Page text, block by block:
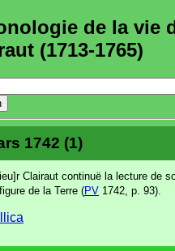
de la vie
(1713-1765)
1742 (1)
Clairaut continuë la lecture de
de la Terre (PV 1742, p. 93).